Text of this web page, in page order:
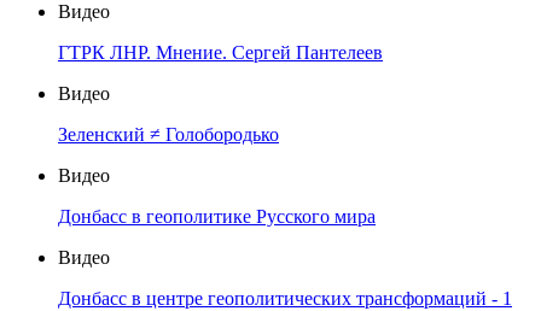
Видео
ГТРК ЛНР. Мнение. Сергей Пантелеев
Видео
Зеленский ≠ Голобородько
Видео
Донбасс в геополитике Русского мира
Видео
Донбасс в центре геополитических трансформаций - 1